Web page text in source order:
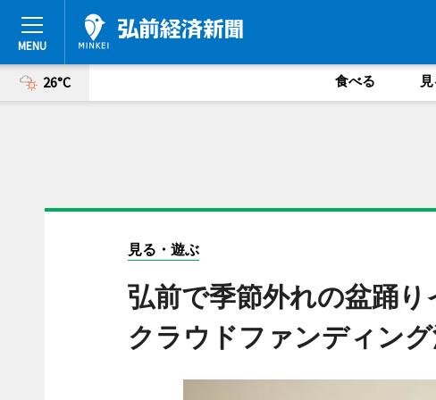
26°C 食べる
見る・遊ぶ
弘前で季節外れの盆踊
クラウドファンディン